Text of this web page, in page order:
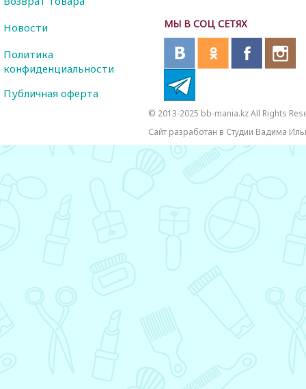
МЫ В СОЦ СЕТЯХ
Новости
Политика
конфиденциальности
Публичная оферта
© 2013-2025 bb-mania.kz All Rights
Сайт разработан в Студии Вадима